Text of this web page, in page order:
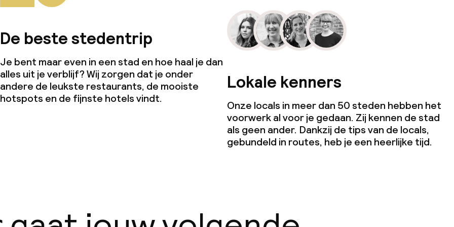
De beste stedentrip
Je bent maar even in een stad en hoe haal je dan
alles uit je verblijf? Wij zorgen dat je onder
andere de leukste restaurants, de mooiste
hotspots en de fijnste hotels vindt.
Lokale kenners
Onze locals in meer dan 50 steden hebben het
voorwerk al voor je gedaan. Zij kennen de stad
als geen ander. Dankzij de tips van de locals,
gebundeld in routes, heb je een heerlijke tijd.